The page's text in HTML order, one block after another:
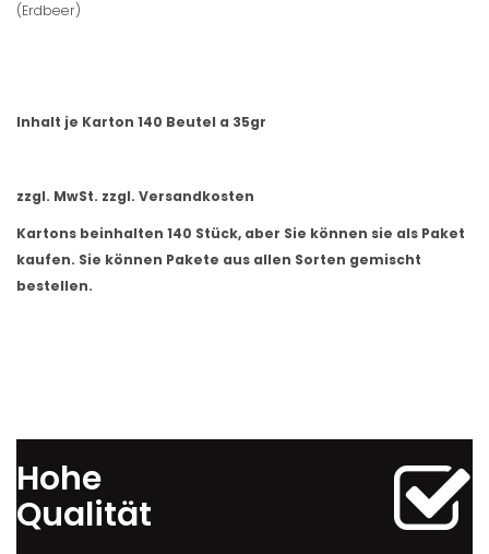
(Erdbeer)
Inhalt je Karton 140 Beutel a 35gr
zzgl. MwSt. zzgl. Versandkosten
Kartons beinhalten 140 Stück, aber Sie können sie als Paket
kaufen. Sie können Pakete aus allen Sorten gemischt
bestellen.
Hohe
Qualität